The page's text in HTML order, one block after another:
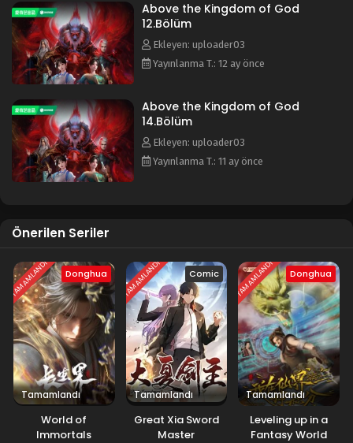
Above the Kingdom of God
12.Bölüm
Ekleyen: uploader03
Yayınlanma T.: 12 ay önce
Above the Kingdom of God
14.Bölüm
Ekleyen: uploader03
Yayınlanma T.: 11 ay önce
Önerilen Seriler
TAMAMLANDI Donghua
Tamamlandı
World of
Immortals
TAMAMLANDI Comic
Tamamlandı
Great Xia Sword
Master
TAMAMLANDI Donghua
Tamamlandı
Leveling up in a
Fantasy World